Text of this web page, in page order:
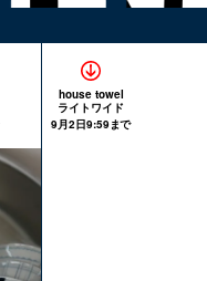
house towel
ライトワイド
9月2日9:59まで